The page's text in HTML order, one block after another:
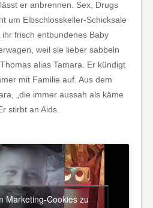
er anbrennen. Sex, Drugs
um Elbschlosskeller-Schicksale
frisch entbundenes Baby
weil sie lieber sabbeln
alias Tamara. Er kündigt
mit Familie auf. Aus dem
„die immer aussah als käme
stirbt an Aids.
Marketing-Cookies zu